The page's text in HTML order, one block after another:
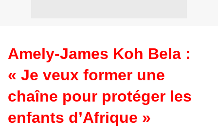
Amely-James Koh Bela :
« Je veux former une
chaîne pour protéger les
enfants d’Afrique »